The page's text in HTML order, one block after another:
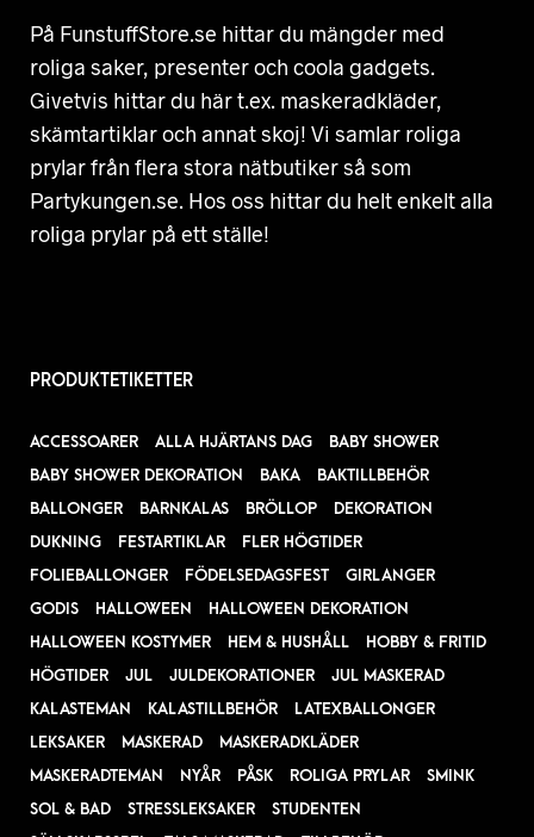
På FunstuffStore.se hittar du mängder med
roliga saker, presenter och coola gadgets.
Givetvis hittar du här t.ex. maskeradkläder,
skämtartiklar och annat skoj! Vi samlar roliga
prylar från flera stora nätbutiker så som
Partykungen.se. Hos oss hittar du helt enkelt alla
roliga prylar på ett ställe!
PRODUKTETIKETTER
ACCESSOARER ALLA HJÄRTANS DAG
BABY SHOWER
BABY SHOWER DEKORATION
BAKA
BAKTILLBEHÖR
BALLONGER
BARNKALAS BRÖLLOP
DEKORATION
DUKNING
FESTARTIKLAR
FLER HÖGTIDER
FOLIEBALLONGER
FÖDELSEDAGSFEST
GIRLANGER
GODIS
HALLOWEEN
HALLOWEEN DEKORATION
HALLOWEEN KOSTYMER
HEM & HUSHÅLL
HOBBY & FRITID
HÖGTIDER
JUL JULDEKORATIONER
JUL MASKERAD
KALASTEMAN
KALASTILLBEHÖR
LATEXBALLONGER
LEKSAKER
MASKERAD
MASKERADKLÄDER
MASKERADTEMAN
NYÅR PÅSK ROLIGA PRYLAR
SMINK
SOL & BAD
STRESSLEKSAKER
STUDENTEN